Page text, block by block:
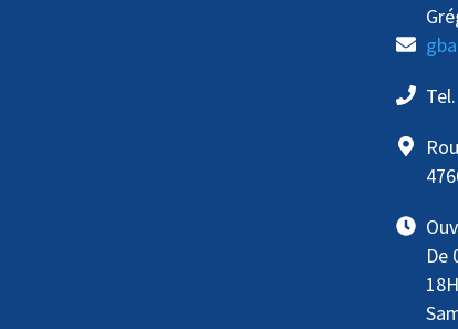
De